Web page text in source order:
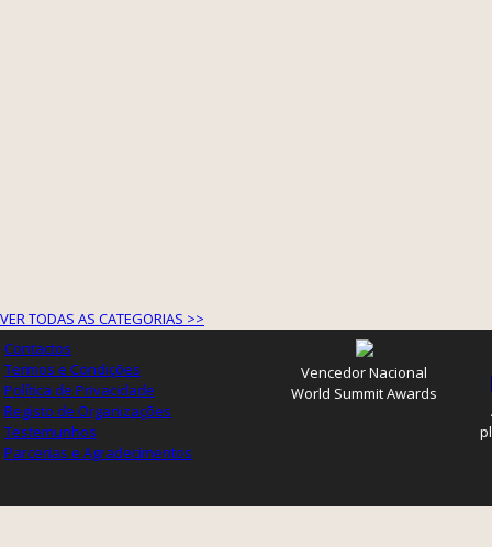
VER TODAS AS CATEGORIAS >>
Contactos
Termos e Condições
Política de Privacidade
Registo de Organizações
Testemunhos
Parcerias e Agradecimentos
Vencedor Nacional
World Summit Awards